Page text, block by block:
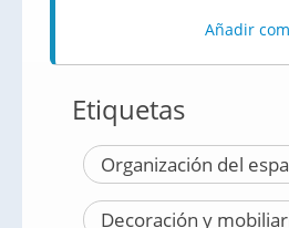
Añadir
Etiquetas
Organización del
Decoración y